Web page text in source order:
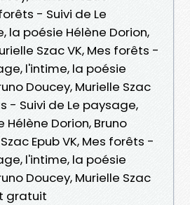
- Suivi de Le
la poésie Hélène Dorion,
Szac VK, Mes forêts -
l'intime, la poésie
Doucey, Murielle Szac
- Suivi de Le paysage,
Dorion, Bruno
Epub VK, Mes forêts -
l'intime, la poésie
Doucey, Murielle Szac
gratuit